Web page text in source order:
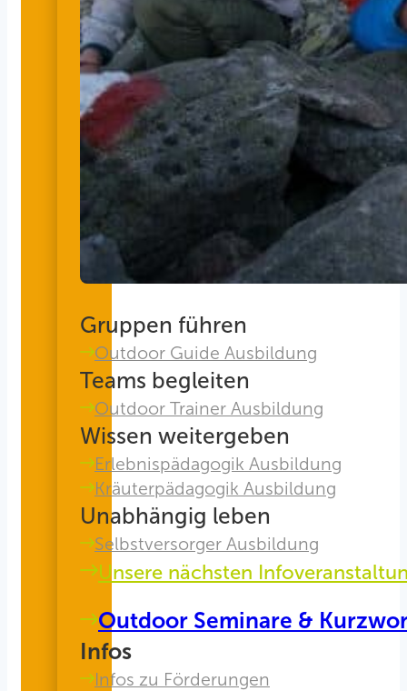
Gruppen führen
Outdoor Guide Ausbildung
Teams begleiten
Outdoor Trainer Ausbildung
Wissen weitergeben
Erlebnispädagogik Ausbildung
Kräuterpädagogik Ausbildung
Unabhängig leben
Selbstversorger Ausbildung
Unsere nächsten
Outdoor Seminare &
Infos
Infos zu Förderungen